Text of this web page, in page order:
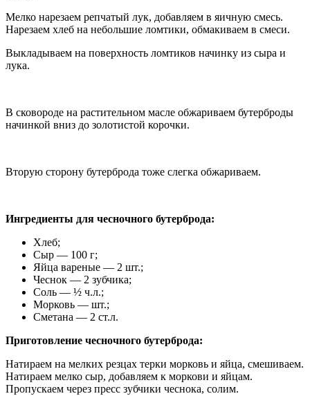
Мелко нарезаем репчатый лук, добавляем в яичную смесь.
Нарезаем хлеб на небольшие ломтики, обмакиваем в смеси.
Выкладываем на поверхность ломтиков начинку из сыра и
лука.
В сковороде на растительном масле обжариваем бутерброды
начинкой вниз до золотистой корочки.
Вторую сторону бутерброда тоже слегка обжариваем.
Ингредиенты для чесночного бутерброда:
Хлеб;
Сыр — 100 г;
Яйца вареные — 2 шт.;
Чеснок — 2 зубчика;
Соль — ½ ч.л.;
Морковь — шт.;
Сметана — 2 ст.л.
Приготовление чесночного бутерброда:
Натираем на мелких резцах терки морковь и яйца, смешиваем.
Натираем мелко сыр, добавляем к моркови и яйцам.
Пропускаем через пресс зубчики чеснока, солим.